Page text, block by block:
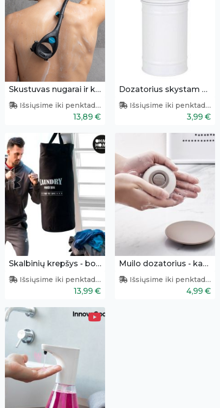
Skustuvas nugarai ir kūnui
Išsiųsime iki penktadienio
13,89 €
Dozatorius skystam muilui
Išsiųsime iki penktadienio
3,99 €
Skalbinių krepšys - bokso kriaušė
Išsiųsime iki penktadienio
13,99 €
Muilo dozatorius - kapsulė
Išsiųsime iki penktadienio
4,99 €